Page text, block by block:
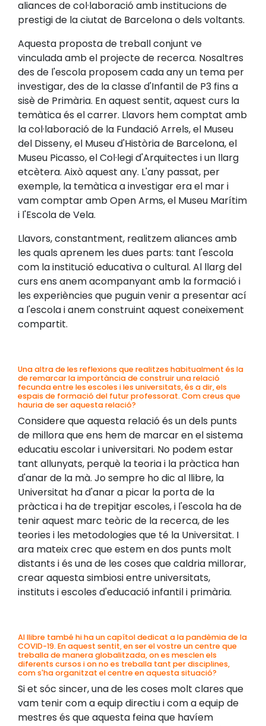
aliances de col·laboració amb institucions de
prestigi de la ciutat de Barcelona o dels voltants.
Aquesta proposta de treball conjunt ve
vinculada amb el projecte de recerca. Nosaltres
des de l'escola proposem cada any un tema per
investigar, des de la classe d'Infantil de P3 fins a
sisè de Primària. En aquest sentit, aquest curs la
temàtica és el carrer. Llavors hem comptat amb
la col·laboració de la Fundació Arrels, el Museu
del Disseny, el Museu d'Història de Barcelona, el
Museu Picasso, el Col·legi d'Arquitectes i un llarg
etcètera. Això aquest any. L'any passat, per
exemple, la temàtica a investigar era el mar i
vam comptar amb Open Arms, el Museu Marítim
i l'Escola de Vela.
Llavors, constantment, realitzem aliances amb
les quals aprenem les dues parts: tant l'escola
com la institució educativa o cultural. Al llarg del
curs ens anem acompanyant amb la formació i
les experiències que puguin venir a presentar ací
a l'escola i anem construint aquest coneixement
compartit.
Una altra de les reflexions que realitzes habitualment és la
de remarcar la importància de construir una relació
fecunda entre les escoles i les universitats, és a dir, els
espais de formació del futur professorat. Com creus que
hauria de ser aquesta relació?
Considere que aquesta relació és un dels punts
de millora que ens hem de marcar en el sistema
educatiu escolar i universitari. No podem estar
tant allunyats, perquè la teoria i la pràctica han
d'anar de la mà. Jo sempre ho dic al llibre, la
Universitat ha d'anar a picar la porta de la
pràctica i ha de trepitjar escoles, i l'escola ha de
tenir aquest marc teòric de la recerca, de les
teories i les metodologies que té la Universitat. I
ara mateix crec que estem en dos punts molt
distants i és una de les coses que caldria millorar,
crear aquesta simbiosi entre universitats,
instituts i escoles d'educació infantil i primària.
Al llibre també hi ha un capítol dedicat a la pandèmia de la
COVID-19. En aquest sentit, en ser el vostre un centre que
treballa de manera globalitzada, on es mesclen els
diferents cursos i on no es treballa tant per disciplines,
com s'ha organitzat el centre en aquesta situació?
Si et sóc sincer, una de les coses molt clares que
vam tenir com a equip directiu i com a equip de
mestres és que aquesta feina que havíem